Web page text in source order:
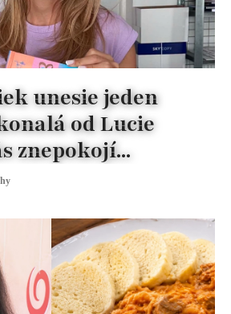
unesie jeden
od Lucie
znepokojí...